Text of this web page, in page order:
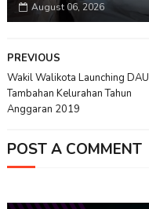
August 06, 2026
PREVIOUS
Wakil Walikota Launching DAU
Tambahan Kelurahan Tahun
Anggaran 2019
POST A COMMENT